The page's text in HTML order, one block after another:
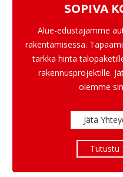
SOPIVA
Alue-edustajamme
rakentamisessa.
tarkka hinta
rakennusprojektille.
olemme
Jätä
Tutustu